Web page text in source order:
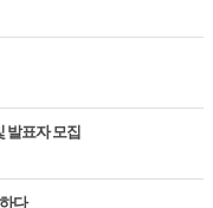
발표자 모집
다